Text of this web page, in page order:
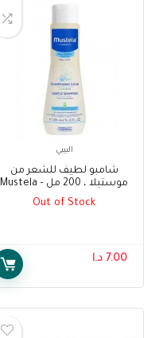
البيبي
شامبو لطيف للشعر من
موستيلا ، 200 مل – Mustela
Gentle Shampoo For Hair
Out of Stock
7.00 د.ا